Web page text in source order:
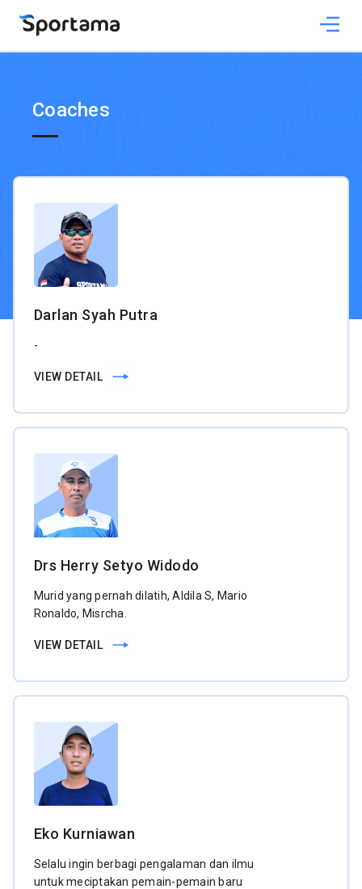
Coaches
Darlan Syah Putra
-
VIEW DETAIL
Drs Herry Setyo Widodo
Murid yang pernah dilatih, Aldila S, Mario
Ronaldo, Misrcha.
VIEW DETAIL
Eko Kurniawan
Selalu ingin berbagi pengalaman dan ilmu
untuk meciptakan pemain-pemain baru